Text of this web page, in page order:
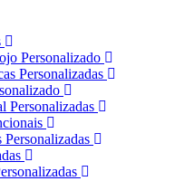
Personalizado
Personalizadas
Personalizadas
Personalizadas